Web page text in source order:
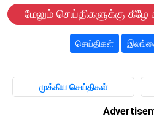
மேலும் செய்திகளுக்கு கீழே
செய்திகள்
முக்கிய செய்திகள்